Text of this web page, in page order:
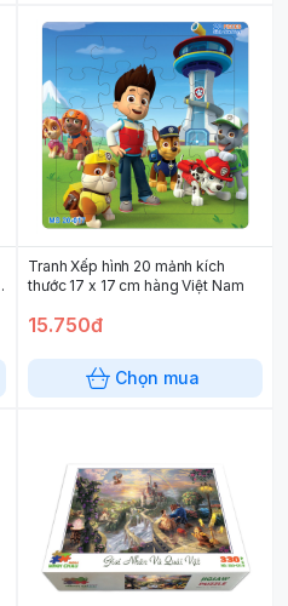
Tranh Xếp hình 20 mảnh kích
thước 17 x 17 cm hàng Việt Nam
15.750đ
Chọn mua